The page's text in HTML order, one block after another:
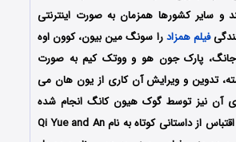
و سایر کشورها همزمان به صورت اینترنتی
فیلم همزادرا سونگ مین بیون، کوون اوه
پارک جون هو و ووتک کیم به صورت
تدوین و ویرایش آن کاری از یون هان می
آن نیز توسط گوک هیون کانگ انجام شده
است؛ فیلم همزاد با اقتباس از داستانی کوتاه به نام Qi Yue and An